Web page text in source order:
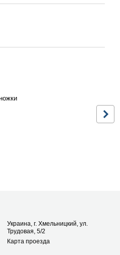
Украина, г. Хмельницкий, ул.
Трудовая, 5/2
Карта проезда